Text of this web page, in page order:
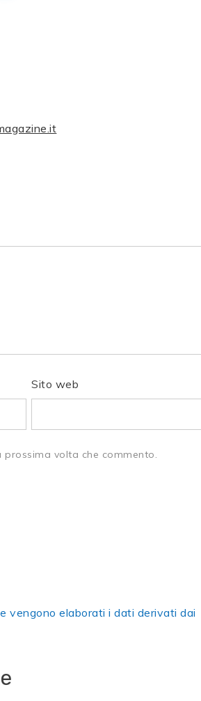
Sito web
volta che commento.
vengono elaborati i dati derivati dai